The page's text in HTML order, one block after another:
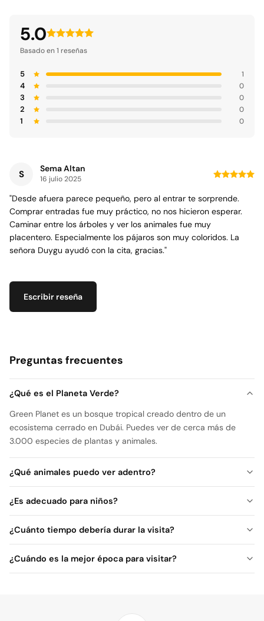
5.0
Basado en 1 reseñas
5 1
4 0
3 0
2 0
1 0
S Sema Altan
16 julio 2025
"Desde afuera parece pequeño, pero al entrar te sorprende.
Comprar entradas fue muy práctico, no nos hicieron esperar.
Caminar entre los árboles y ver los animales fue muy
placentero. Especialmente los pájaros son muy coloridos. La
señora Duygu ayudó con la cita, gracias."
Escribir reseña
Preguntas frecuentes
¿Qué es el Planeta Verde?
Green Planet es un bosque tropical creado dentro de un
ecosistema cerrado en Dubái. Puedes ver de cerca más de
3.000 especies de plantas y animales.
¿Qué animales puedo ver adentro?
¿Es adecuado para niños?
¿Cuánto tiempo debería durar la visita?
¿Cuándo es la mejor época para visitar?